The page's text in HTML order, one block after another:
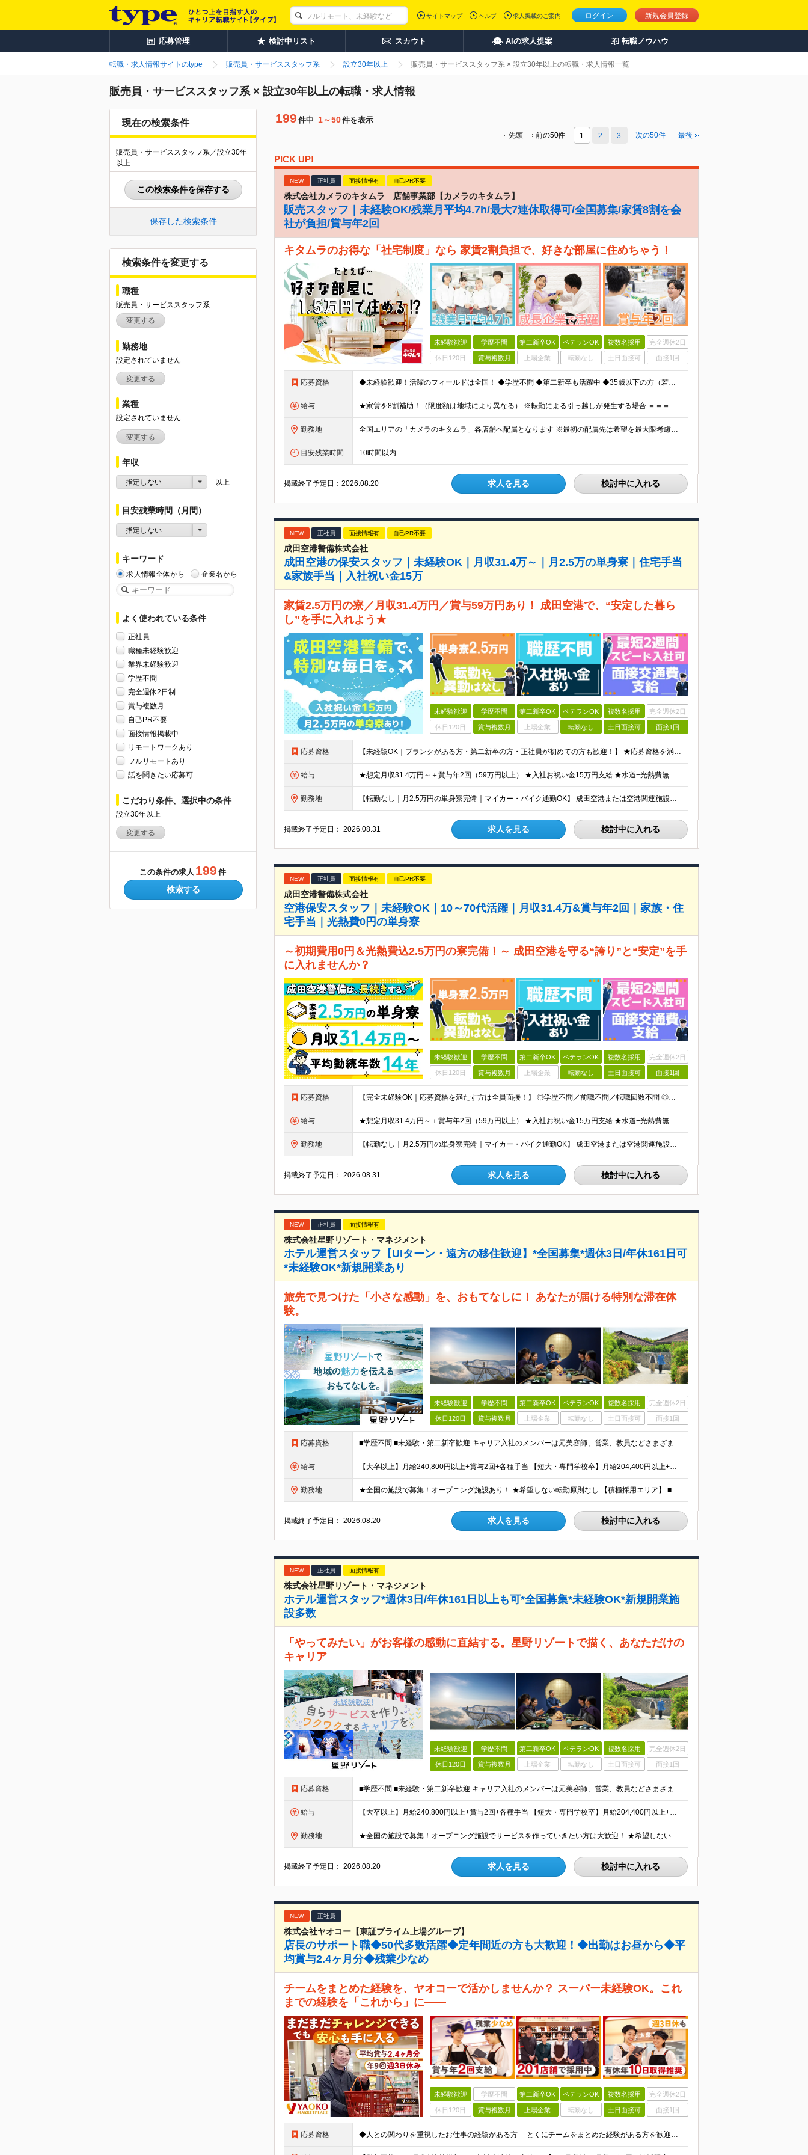
ログイン 新規会員登録
サイトマップ ヘルプ 求人掲載のご案内
応募管理 検討中リスト スカウト AIの求人提案 転職ノウハウ
転職・求人情報サイトのtype 販売員・サービススタッフ系 設立30年以上 販売員・サービススタッフ系 × 設立30年以上の転職・求人情報一覧
販売員・サービススタッフ系 × 設立30年以上の転職・求人情報
現在の検索条件
販売員・サービススタッフ系／設立30年
以上
この検索条件を保存する
保存した検索条件
検索条件を変更する
職種
販売員・サービススタッフ系
変更する
勤務地
設定されていません
変更する
業種
設定されていません
変更する
年収
指定しない 以上
目安残業時間（月間）
指定しない
キーワード
求人情報全体から 企業名から
よく使われている条件
正社員
職種未経験歓迎
業界未経験歓迎
学歴不問
完全週休2日制
賞与複数月
自己PR不要
面接情報掲載中
リモートワークあり
フルリモートあり
話を聞きたい応募可
こだわり条件、選択中の条件
設立30年以上
変更する
この条件の求人 199 件
検索する
199 件中 1～50件を表示
先頭 前の50件 1 2 3 次の50件 最後
PICK UP!
NEW 正社員 面接情報有 自己PR不要
株式会社カメラのキタムラ 店舗事業部【カメラのキタムラ】
販売スタッフ｜未経験OK/残業月平均4.7h/最大7連休取得可/全国募集/家賃8割を会
社が負担/賞与年2回
キタムラのお得な「社宅制度」なら 家賃2割負担で、好きな部屋に住めちゃう！
未経験歓迎 学歴不問 第二新卒OK ベテランOK 複数名採用 完全週休2日
休日120日 賞与複数月 上場企業 転勤なし 土日面接可 面接1回
応募資格 ◆未経験歓迎！活躍のフィールドは全国！ ◆学歴不問 ◆第二新卒も活躍中 ◆35歳以下の方（若年層の長期キャリア形成を図るため）
給与 ★家賃を8割補助！（限度額は地域により異なる） ※転勤による引っ越しが発生する場合 ＝＝＝＝＝＝＝＝＝＝＝＝＝＝＝＝＝＝＝＝＝＝＝ 例えば、家賃7.5万円なら6万円は会社で負担。 あなたが支払うのは、
勤務地 全国エリアの「カメラのキタムラ」各店舗へ配属となります ※最初の配属先は希望を最大限考慮した上で決定します ▼詳しい勤務地住所は下記URLをご確認ください。 https://sss.kitamur
目安残業時間 10時間以内
掲載終了予定日：2026.08.20 求人を見る 検討中に入れる
NEW 正社員 面接情報有 自己PR不要
成田空港警備株式会社
成田空港の保安スタッフ｜未経験OK｜月収31.4万～｜月2.5万の単身寮｜住宅手当
&家族手当｜入社祝い金15万
家賃2.5万円の寮／月収31.4万円／賞与59万円あり！ 成田空港で、“安定した暮ら
し”を手に入れよう★
未経験歓迎 学歴不問 第二新卒OK ベテランOK 複数名採用 完全週休2日
休日120日 賞与複数月 上場企業 転勤なし 土日面接可 面接1回
応募資格 【未経験OK｜ブランクがある方・第二新卒の方・正社員が初めての方も歓迎！】 ★応募資格を満たす方は面接確約！ ★20代・30代の若手スタッフも多数活躍中！ ◎58歳以下の方（長期のキャリア形成を図る
給与 ★想定月収31.4万円～＋賞与年2回（59万円以上） ★入社お祝い金15万円支給 ★水道+光熱費無料の家賃がリーズナブルな社員寮(単身寮)あり！ ★住宅手当&家族手当あり 月給24万5000円以上(
勤務地 【転勤なし｜月2.5万円の単身寮完備｜マイカー・バイク通勤OK】 成田空港または空港関連施設での勤務となります。 お住まいや希望を考慮し、千葉市美浜区・四街道市への配属となる場合もあります。 【本社
掲載終了予定日：2026.08.31 求人を見る 検討中に入れる
NEW 正社員 面接情報有 自己PR不要
成田空港警備株式会社
空港保安スタッフ｜未経験OK｜10～70代活躍｜月収31.4万&賞与年2回｜家族・住
宅手当｜光熱費0円の単身寮
～初期費用0円＆光熱費込2.5万円の寮完備！～ 成田空港を守る“誇り”と“安定”を手
に入れませんか？
未経験歓迎 学歴不問 第二新卒OK ベテランOK 複数名採用 完全週休2日
休日120日 賞与複数月 上場企業 転勤なし 土日面接可 面接1回
応募資格 【完全未経験OK｜応募資格を満たす方は全員面接！】 ◎学歴不問／前職不問／転職回数不問 ◎自動車免許・英語力なども一切不問 ◎58歳以下の方（長期のキャリア形成を図るため） ブランクがある方、正社員
給与 ★想定月収31.4万円～＋賞与年2回（59万円以上） ★入社お祝い金15万円支給 ★水道+光熱費無料の家賃がリーズナブルな社員寮(単身寮)あり！ 月給24万5000円以上(基本給21万1000円＋業
勤務地 【転勤なし｜月2.5万円の単身寮完備｜マイカー・バイク通勤OK】 成田空港または空港関連施設での勤務となります。 お住まいや希望を考慮し、千葉市美浜区・四街道市への配属となる場合もあります。 【本社
掲載終了予定日：2026.08.31 求人を見る 検討中に入れる
NEW 正社員 面接情報有
株式会社星野リゾート・マネジメント
ホテル運営スタッフ【UIターン・遠方の移住歓迎】*全国募集*週休3日/年休161日可
*未経験OK*新規開業あり
旅先で見つけた「小さな感動」を、おもてなしに！ あなたが届ける特別な滞在体
験。
未経験歓迎 学歴不問 第二新卒OK ベテランOK 複数名採用 完全週休2日
休日120日 賞与複数月 上場企業 転勤なし 土日面接可 面接1回
応募資格 ■学歴不問 ■未経験・第二新卒歓迎 キャリア入社のメンバーは元美容師、営業、教員などさまざま！ 『遠方への引っ越しが可能な方』や『地方に行ってみたい・勤務したい方』なども この機会に新しい人生にチャ
給与 【大卒以上】月給240,800円以上+賞与2回+各種手当 【短大・専門学校卒】月給204,400円以上+賞与2回+各種手当 【上記以外】月給187,000円以上+賞与2回+各種手当 ※経験、資格、能
勤務地 ★全国の施設で募集！オープニング施設あり！ ★希望しない転勤原則なし 【積極採用エリア】 ■界 蔵王（26年10月開業予定） ※開業前に入社された場合、全国の星野リゾートの施設で勤務後、開業時期に異
掲載終了予定日：2026.08.20 求人を見る 検討中に入れる
NEW 正社員 面接情報有
株式会社星野リゾート・マネジメント
ホテル運営スタッフ*週休3日/年休161日以上も可*全国募集*未経験OK*新規開業施
設多数
「やってみたい」がお客様の感動に直結する。星野リゾートで描く、あなただけの
キャリア
未経験歓迎 学歴不問 第二新卒OK ベテランOK 複数名採用 完全週休2日
休日120日 賞与複数月 上場企業 転勤なし 土日面接可 面接1回
応募資格 ■学歴不問 ■未経験・第二新卒歓迎 キャリア入社のメンバーは元美容師、営業、教員などさまざま！ これまでの経験やあなたらしい視点を活かして よりよいサービスを生み出していきましょう！
給与 【大卒以上】月給240,800円以上+賞与2回+各種手当 【短大・専門学校卒】月給204,400円以上+賞与2回+各種手当 【上記以外】月給187,000円以上+賞与2回+各種手当 ※経験、資格、能
勤務地 ★全国の施設で募集！オープニング施設でサービスを作っていきたい方は大歓迎！ ★希望しない転勤は原則なし 【積極採用エリア】 ■界 蔵王（26年10月開業予定） ※開業前に入社された場合、全国の星野リ
掲載終了予定日：2026.08.20 求人を見る 検討中に入れる
NEW 正社員
株式会社ヤオコー【東証プライム上場グループ】
店長のサポート職◆50代多数活躍◆定年間近の方も大歓迎！◆出勤はお昼から◆平
均賞与2.4ヶ月分◆残業少なめ
チームをまとめた経験を、ヤオコーで活かしませんか？ スーパー未経験OK。これ
までの経験を「これから」に――
未経験歓迎 学歴不問 第二新卒OK ベテランOK 複数名採用 完全週休2日
休日120日 賞与複数月 上場企業 転勤なし 土日面接可 面接1回
応募資格 ◆人との関わりを重視したお仕事の経験がある方 とくにチームをまとめた経験がある方を歓迎します ┗例えば… □スーパーマーケット・ホームセンター・ドラッグストアなどの 小売業でチームをまと